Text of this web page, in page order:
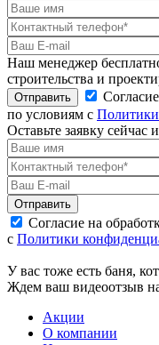
Наш менеджер
строительства и
Отправить
по условиям с
Оставьте заявку сейчас
Отправить
Согласие на
с Политики
У вас тоже есть баня,
Ждем ваш видеоотзыв
Акции
О компании